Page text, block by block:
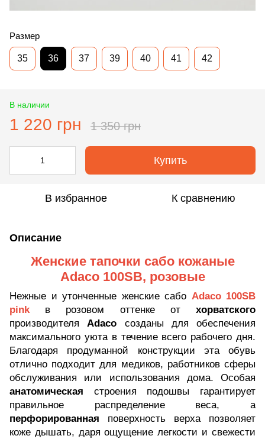
Размер
35 36 37 39 40 41 42
В наличии
1 220 грн 1 350 грн
Купить
В избранное К сравнению
Описание
Женские тапочки сабо кожаные
Adaco 100SB, розовые
Нежные и утонченные женские сабо Adaco 100SB
pink
в розовом оттенке отхорватского
производителяAdaco созданы для обеспечения
максимального уюта в течение всего рабочего дня.
Благодаря продуманной конструкции эта обувь
отлично подходит для медиков, работников сферы
обслуживания или использования дома. Особая
анатомическая строения подошвы гарантирует
правильное распределение веса, а
перфорированная поверхность верха позволяет
коже дышать, даря ощущение легкости и свежести